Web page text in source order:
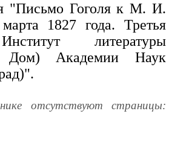
"Письмо Гоголя к М. И.
1827 года. Третья
литературы
Дом) Академии Наук
отсутствуют страницы: